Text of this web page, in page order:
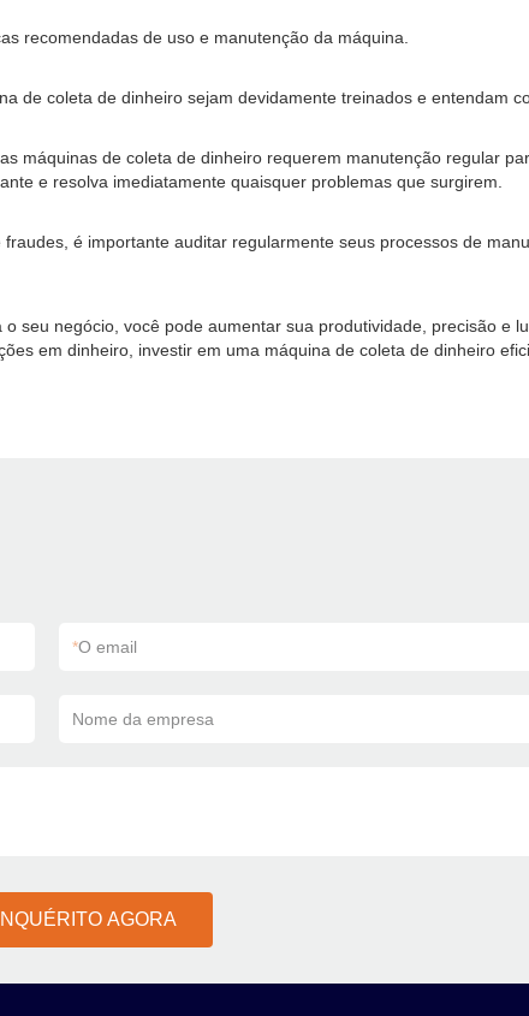
recomendadas de uso e manutenção da máquina.
de coleta de dinheiro sejam devidamente treinados e entendam
máquinas de coleta de dinheiro requerem manutenção regular
e resolva imediatamente quaisquer problemas que surgirem.
é importante auditar regularmente seus processos de
negócio, você pode aumentar sua produtividade, precisão e
em dinheiro, investir em uma máquina de coleta de dinheiro
*O email
Nome da empresa
AGORA